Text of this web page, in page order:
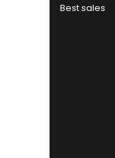
Best sales